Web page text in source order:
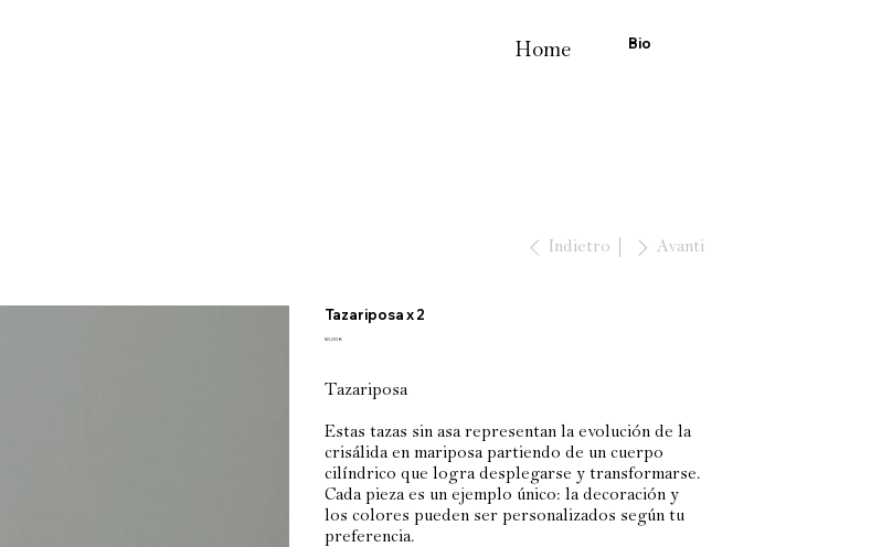
Home Bio
Indietro Avanti
Tazariposa x 2
Prezzo
50,00 €
Tazariposa
Estas tazas sin asa representan la evolución de la
crisálida en mariposa partiendo de un cuerpo
cilíndrico que logra desplegarse y transformarse.
Cada pieza es un ejemplo único: la decoración y
los colores pueden ser personalizados según tu
preferencia.